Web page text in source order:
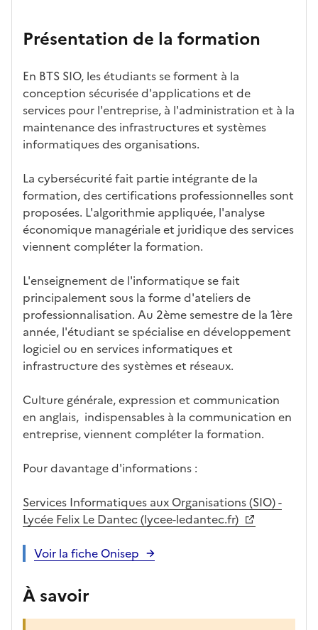
ses
act
éris
tiq
ues
par
ssemen
t
o
ali
té
s
d
e
a
n
di
d
at
e
s
ac
cè
s à
la
fo
ati
on
re
dé
bo
uch
és
iss
Présentation de la formation
En BTS SIO, les étudiants se forment à la
conception sécurisée d'applications et de
services pour l'entreprise, à l'administration et à la
maintenance des infrastructures et systèmes
informatiques des organisations.
La cybersécurité fait partie intégrante de la
formation, des certifications professionnelles sont
proposées. L'algorithmie appliquée, l'analyse
économique managériale et juridique des services
viennent compléter la formation.
L'enseignement de l'informatique se fait
principalement sous la forme d'ateliers de
professionnalisation. Au 2ème semestre de la 1ère
année, l'étudiant se spécialise en développement
logiciel ou en services informatiques et
infrastructure des systèmes et réseaux.
Culture générale, expression et communication
en anglais, indispensables à la communication en
entreprise, viennent compléter la formation.
Pour davantage d'informations :
Services Informatiques aux Organisations (SIO) -
Lycée Felix Le Dantec (lycee-ledantec.fr)
Voir la fiche Onisep
À savoir